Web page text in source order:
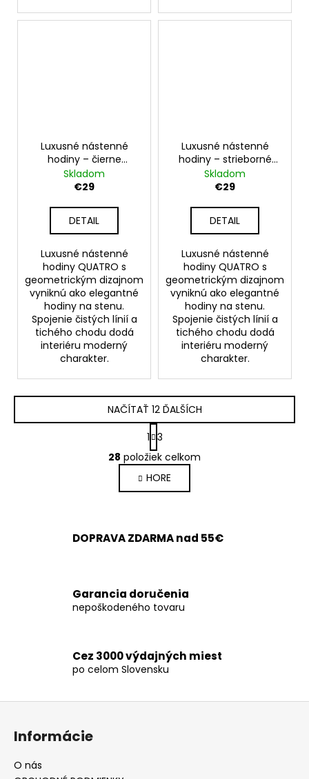
Luxusné nástenné
hodiny – čierne
nástenné hodiny na
stenu – model
Skladom
€29
DETAIL
Luxusné nástenné
hodiny QUATRO s
geometrickým dizajnom
vyniknú ako elegantné
hodiny na stenu.
Spojenie čistých línií a
tichého chodu dodá
interiéru moderný
charakter.
Luxusné nástenné
hodiny – strieborné
nástenné hodiny na
stenu – model
Skladom
€29
DETAIL
Luxusné nástenné
hodiny QUATRO s
geometrickým dizajnom
vyniknú ako elegantné
hodiny na stenu.
Spojenie čistých línií a
tichého chodu dodá
interiéru moderný
charakter.
O
v
l
á
c
p
r
y
v
ý
NAČÍTAŤ 12 ĎALŠÍCH
S
t
r
á
n
k
a
n
1 3
28 položiek celkom
HORE
DOPRAVA ZDARMA nad 55€
Garancia doručenia
nepoškodeného tovaru
Cez 3000 výdajných miest
po celom Slovensku
Informácie
O nás